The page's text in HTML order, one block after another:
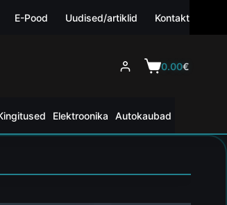
E-Pood Uudised/artiklid Kontakt
0.00€
Elektroonika Autokaubad